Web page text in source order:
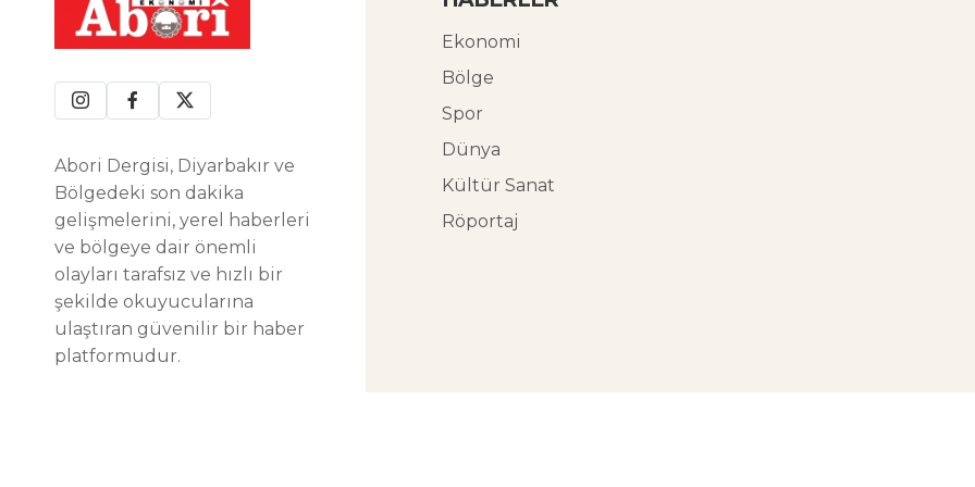
Abori Dergisi, Diyarbakır ve
Bölgedeki son dakika
gelişmelerini, yerel haberleri
ve bölgeye dair önemli
olayları tarafsız ve hızlı bir
şekilde okuyucularına
ulaştıran güvenilir bir haber
platformudur.
Ekonomi
Bölge
Spor
Dünya
Kültür Sanat
Röportaj